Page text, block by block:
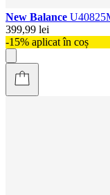
New Balance
399,99 lei
-15% aplicat în coș